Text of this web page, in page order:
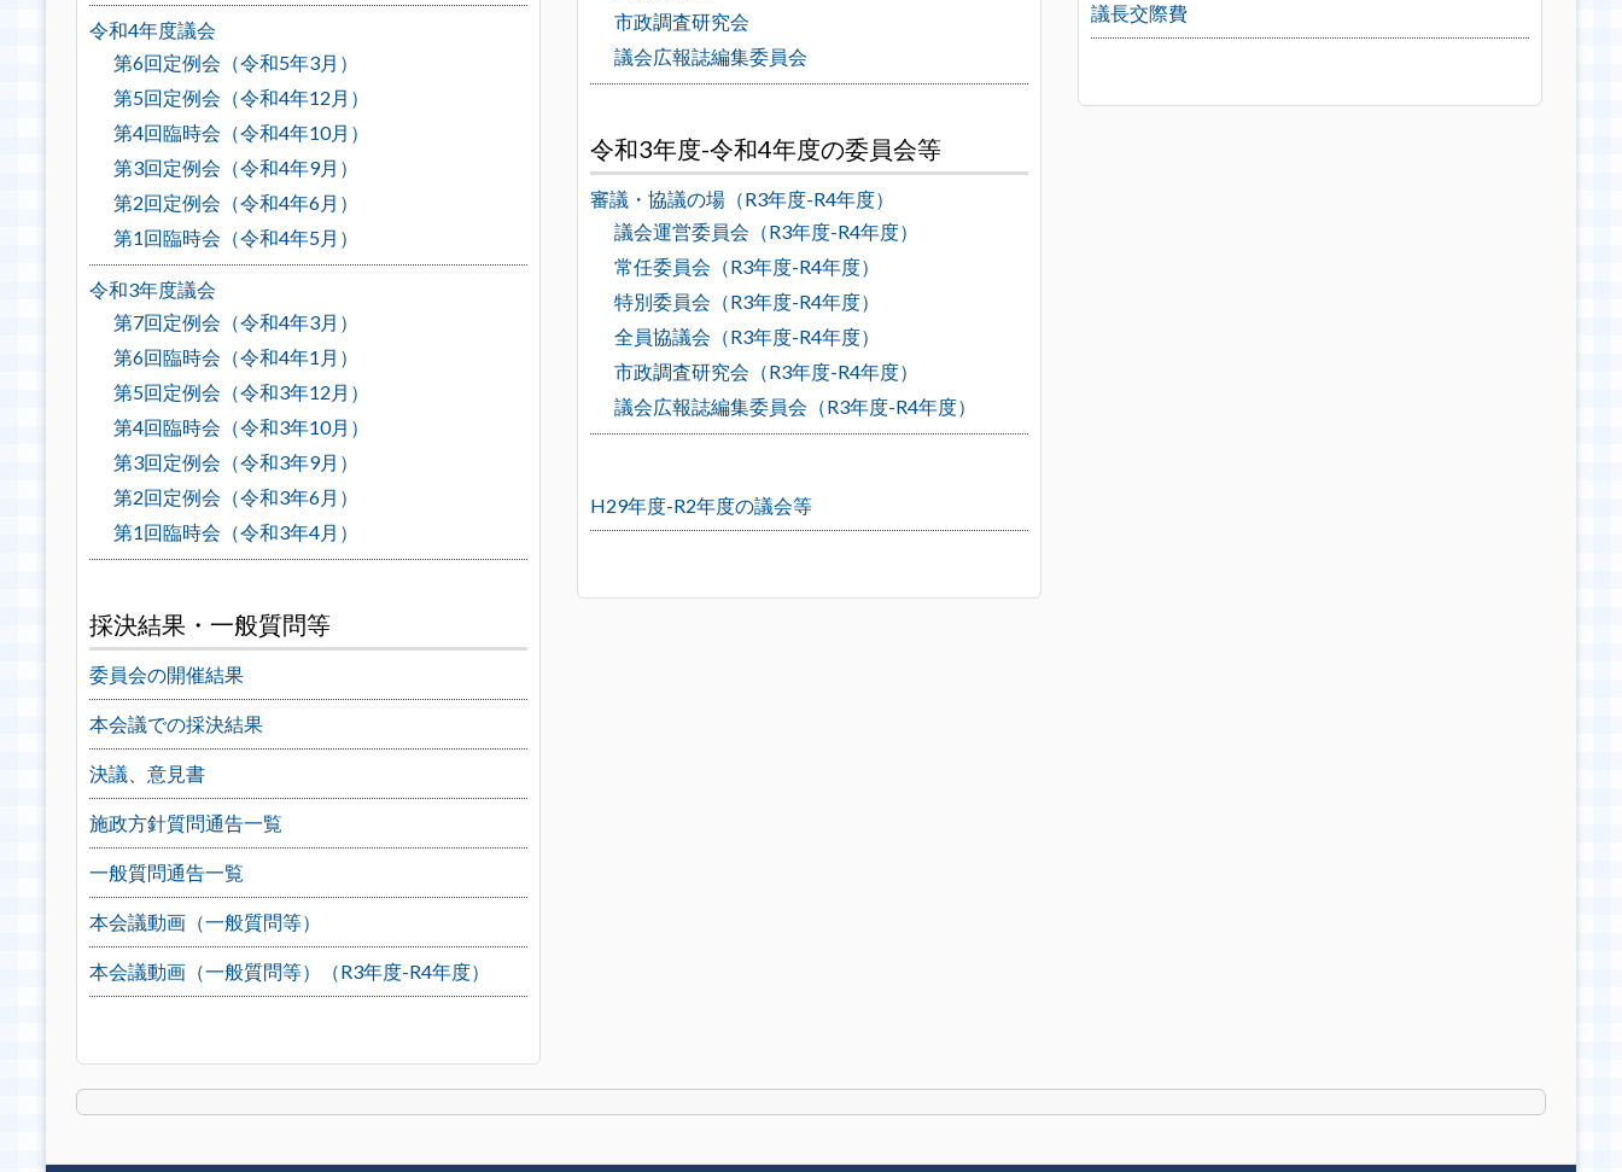
令和4年度議会
第6回定例会（令和5年3月）
第5回定例会（令和4年12月）
第4回臨時会（令和4年10月）
第3回定例会（令和4年9月）
第2回定例会（令和4年6月）
第1回臨時会（令和4年5月）
令和3年度議会
第7回定例会（令和4年3月）
第6回臨時会（令和4年1月）
第5回定例会（令和3年12月）
第4回臨時会（令和3年10月）
第3回定例会（令和3年9月）
第2回定例会（令和3年6月）
第1回臨時会（令和3年4月）
採決結果・一般質問等
委員会の開催結果
本会議での採決結果
決議、意見書
施政方針質問通告一覧
一般質問通告一覧
本会議動画（一般質問等）
本会議動画（一般質問等）（R3年度-R4年度）
市政調査研究会
議会広報誌編集委員会
令和3年度-令和4年度の委員会等
審議・協議の場（R3年度-R4年度）
議会運営委員会（R3年度-R4年度）
常任委員会（R3年度-R4年度）
特別委員会（R3年度-R4年度）
全員協議会（R3年度-R4年度）
市政調査研究会（R3年度-R4年度）
議会広報誌編集委員会（R3年度-R4年度）
H29年度-R2年度の議会等
議長交際費